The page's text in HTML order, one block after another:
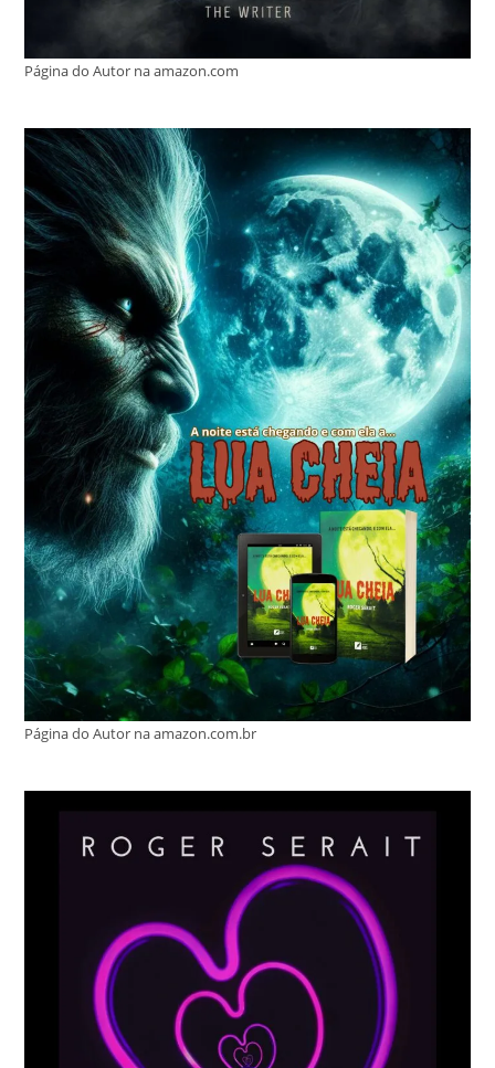
Página do Autor na amazon.com
Página do Autor na amazon.com.br